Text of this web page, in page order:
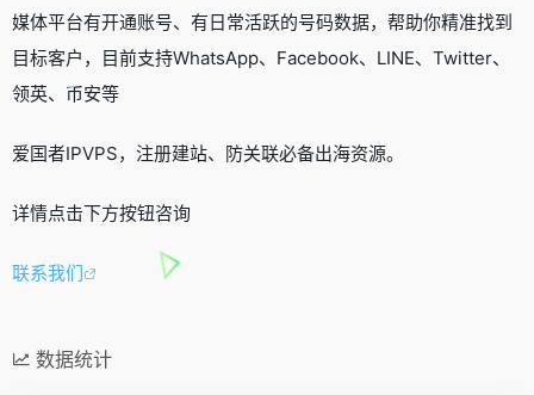
媒体平台有开通账号、有日常活跃的号码数据，帮助你精准找到
目标客户，目前支持WhatsApp、Facebook、LINE、Twitter、
领英、币安等
爱国者IPVPS，注册建站、防关联必备出海资源。
详情点击下方按钮咨询
联系我们
数据统计